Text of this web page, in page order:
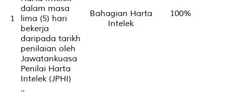
1
dalam masa
lima (5) hari
bekerja
daripada tarikh
penilaian oleh
Jawatankuasa
Penilai Harta
Intelek (JPHI)
..
Bahagian Harta
Intelek
100%